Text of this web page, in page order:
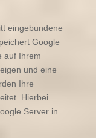
eingebundene
Google
auf Ihrem
und eine
Ihre
Hierbei
Server in